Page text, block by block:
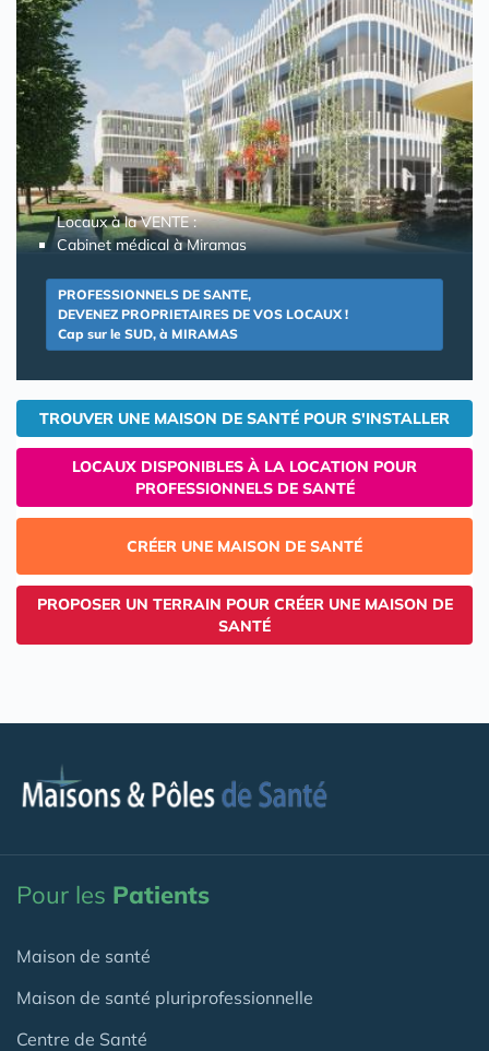
Locaux à la VENTE :
Cabinet médical à Miramas
PROFESSIONNELS DE SANTE,
DEVENEZ PROPRIETAIRES DE VOS LOCAUX !
Cap sur le SUD, à MIRAMAS
TROUVER UNE MAISON DE SANTÉ POUR S'INSTALLER
LOCAUX DISPONIBLES À LA LOCATION POUR
PROFESSIONNELS DE SANTÉ
CRÉER UNE MAISON DE SANTÉ
PROPOSER UN TERRAIN POUR CRÉER UNE MAISON DE
SANTÉ
Pour les Patients
Maison de santé
Maison de santé pluriprofessionnelle
Centre de Santé